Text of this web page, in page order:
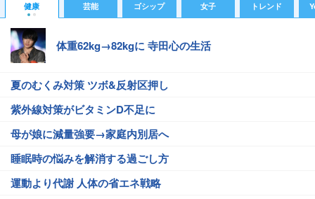
健康 芸能 ゴシップ 女子 トレンド
体重62kg→82kgに 寺田心の生活
夏のむくみ対策 ツボ&反射区押し
紫外線対策がビタミンD不足に
母が娘に減量強要→家庭内別居へ
睡眠時の悩みを解消する過ごし方
運動より代謝 人体の省エネ戦略